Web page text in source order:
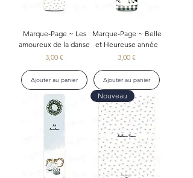
Marque-Page ~ Les
amoureux de la danse
Prix
3,00 €
Ajouter au panier
Marque-Page ~ Belle
et Heureuse année
Prix
3,00 €
Ajouter au panier
Nouveau